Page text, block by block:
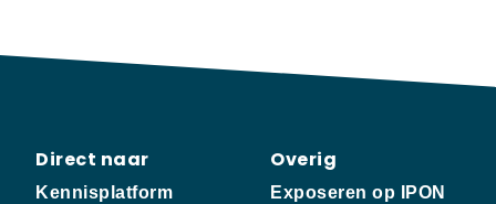
Direct naar
Kennisplatform
Overig
Exposeren op IPON